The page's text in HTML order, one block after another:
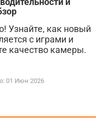
Узнайте, как новый
с играми и
качество камеры.
01 Июн 2026